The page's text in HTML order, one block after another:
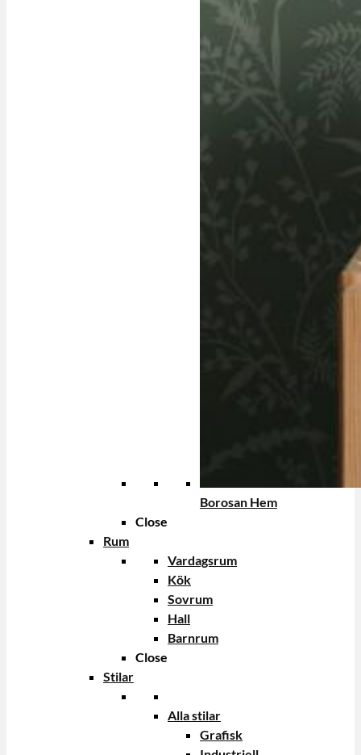
Borosan Hem
Close
Rum
Vardagsrum
Kök
Sovrum
Hall
Barnrum
Close
Stilar
Alla stilar
Grafisk